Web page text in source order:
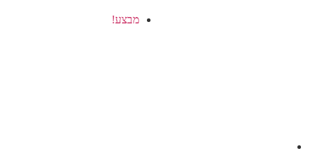
מבצע!